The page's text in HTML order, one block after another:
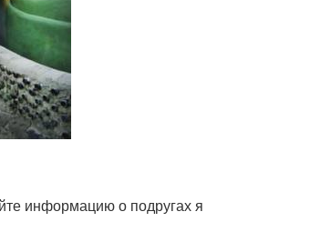
информацию о подругах я